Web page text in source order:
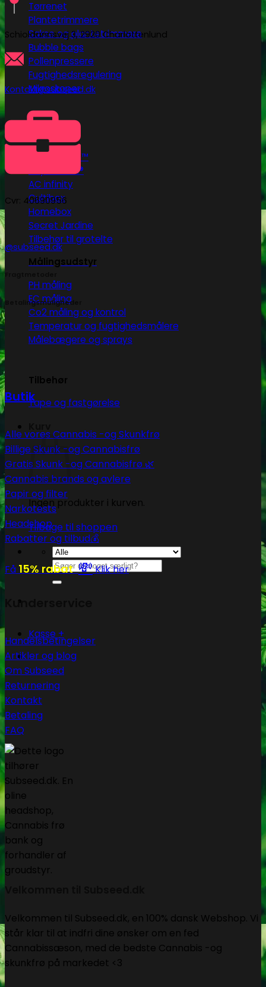
Tørrenet
Plantetrimmere
Sakse og plantetrimmere
Bubble bags
Pollenpressere
Fugtighedsregulering
Mikroskoper
Herbgarden™
RoyalRoom®
AC infinity
Cultibox
Homebox
Secret Jardine
Tilbehør til grotelte
Målingsudstyr
PH måling
EC måling
Co2 måling og kontrol
Temperatur og fugtighedsmålere
Målebægere og sprays
Tilbehør
Tape og fastgørelse
Ingen produkter i kurven.
Tilbage til shoppen
Søg
efter:
Kasse +
Schioldannsvej 3, 2920 Charlottenlund
Kontakt@subseed.dk
Cvr: 40690956
@subseed.dk
Betalingsmuligheder
Butik
Alle vores Cannabis -og Skunkfrø
Billige Skunk -og Cannabisfrø
Gratis Skunk -og Cannabisfrø 🌿
Cannabis brands og avlere
Papir og filter
Narkotests
Headshop
Rabatter og tilbud💰
Få 15% rabat 💸Klik her
Kunderservice
Handelsbetingelser
Artikler og blog
Om Subseed
Returnering
Kontakt
Betaling
FAQ
Velkommen til Subseed.dk, en 100% dansk Webshop. Vi
står klar til at indfri dine ønsker om en fed
Cannabissæson, med de bedste Cannabis -og
skunkfrø på markedet <3